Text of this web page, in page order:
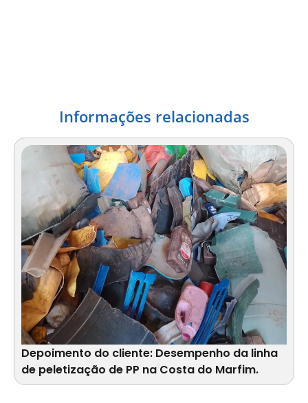
Informações relacionadas
Depoimento do cliente: Desempenho da linha
de peletização de PP na Costa do Marfim.